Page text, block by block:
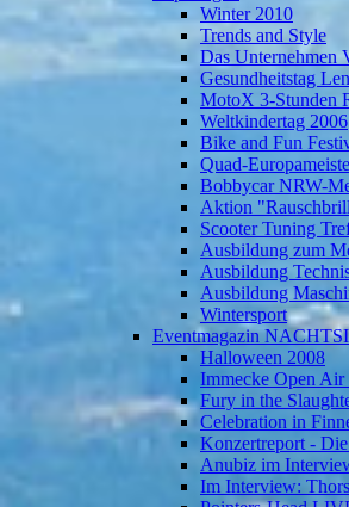
Winter 2010
Trends and Style
Das Unternehmen
Gesundheitstag
MotoX 3-Stunden
Weltkindertag 2006
Bike and Fun
Quad-
Bobbycar NRW-
Aktion
Scooter Tuning
Ausbildung zum
Ausbildung
Ausbildung
Wintersport
Eventmagazin
Halloween 2008
Immecke Open Air
Fury in the
Celebration in
Konzertreport -
Anubiz im
Im Interview: